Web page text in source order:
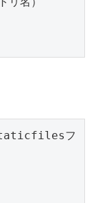
staticfilesフ